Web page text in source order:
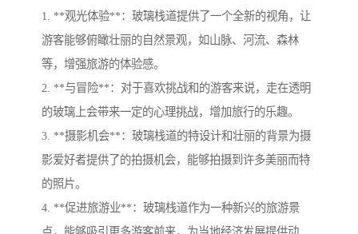
1. **观光体验**：玻璃栈道提供了一个全新的视角，让
游客能够俯瞰壮丽的自然景观，如山脉、河流、森林
等，增强旅游的体验感。
2. **与冒险**：对于喜欢挑战和的游客来说，走在透明
的玻璃上会带来一定的心理挑战，增加旅行的乐趣。
3. **摄影机会**：玻璃栈道的特设计和壮丽的背景为摄
影爱好者提供了的拍摄机会，能够拍摄到许多美丽而特
的照片。
4. **促进旅游业**：玻璃栈道作为一种新兴的旅游景